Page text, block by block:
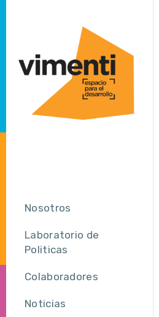
Nosotros
Laboratorio de
Politicas
Colaboradores
Noticias